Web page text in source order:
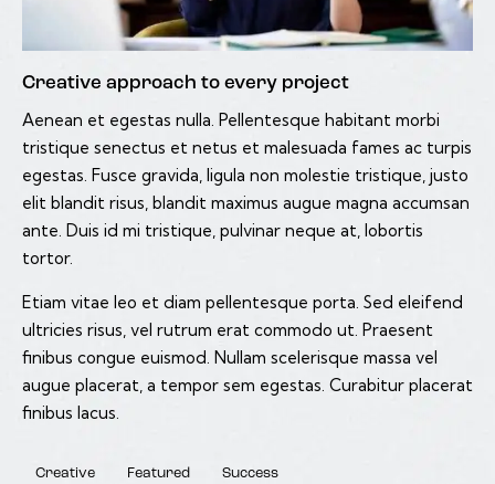
Creative approach to every project
Aenean et egestas nulla. Pellentesque habitant morbi
tristique senectus et netus et malesuada fames ac turpis
egestas. Fusce gravida, ligula non molestie tristique, justo
elit blandit risus, blandit maximus augue magna accumsan
ante. Duis id mi tristique, pulvinar neque at, lobortis
tortor.
Etiam vitae leo et diam pellentesque porta. Sed eleifend
ultricies risus, vel rutrum erat commodo ut. Praesent
finibus congue euismod. Nullam scelerisque massa vel
augue placerat, a tempor sem egestas. Curabitur placerat
finibus lacus.
Creative Featured Success